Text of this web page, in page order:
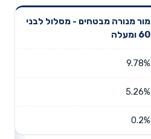
שנתית 3
תשואה
דמי ניהול
מור מנורה מבטחים - מסלול לבני
60 ומעלה
9.78%
5.26%
0.2%